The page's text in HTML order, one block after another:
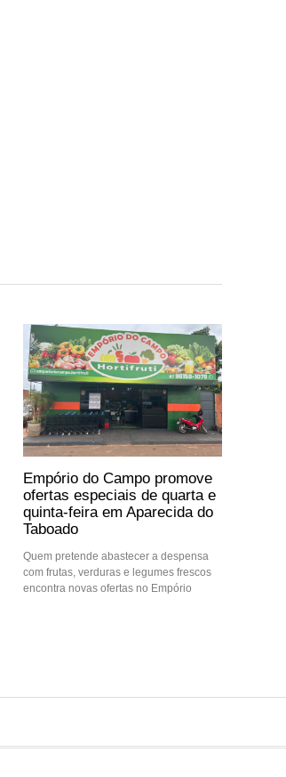
Empório do Campo promove
ofertas especiais de quarta e
quinta-feira em Aparecida do
Taboado
Quem pretende abastecer a despensa
com frutas, verduras e legumes frescos
encontra novas ofertas no Empório